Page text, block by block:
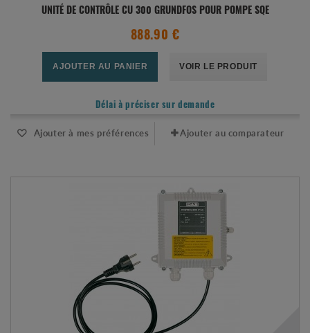
UNITÉ DE CONTRÔLE CU 300 GRUNDFOS POUR POMPE SQE
888.90 €
AJOUTER AU PANIER VOIR LE PRODUIT
Délai à préciser sur demande
Ajouter à mes préférences Ajouter au comparateur